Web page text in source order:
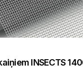
INSECTS